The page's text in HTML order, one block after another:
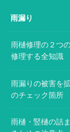
雨漏り
雨樋修理の２つ
修理する全知識
雨漏りの被害を
のチェック箇所
雨樋・竪樋の詰